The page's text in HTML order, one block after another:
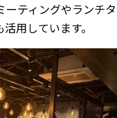
ティングやランチタ
用しています。